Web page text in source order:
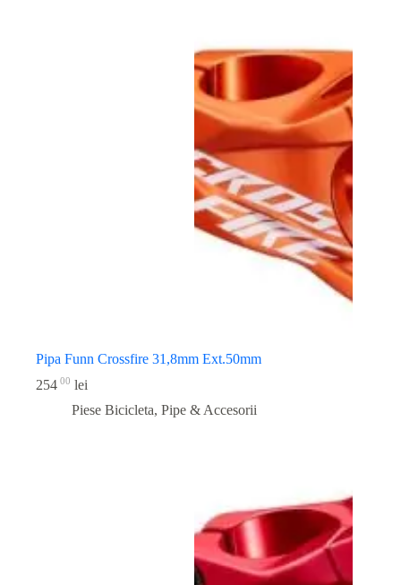
Pipa Funn Crossfire 31,8mm Ext.50mm
254 00 lei
Piese Bicicleta, Pipe & Accesorii